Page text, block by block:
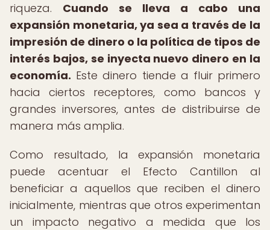
riqueza. Cuando se lleva a cabo una
expansión monetaria, ya sea a través de la
impresión de dinero o la política de tipos de
interés bajos, se inyecta nuevo dinero en la
economía. Este dinero tiende a fluir primero
hacia ciertos receptores, como bancos y
grandes inversores, antes de distribuirse de
manera más amplia.
Como resultado, la expansión monetaria
puede acentuar el Efecto Cantillon al
beneficiar a aquellos que reciben el dinero
inicialmente, mientras que otros experimentan
un impacto negativo a medida que los